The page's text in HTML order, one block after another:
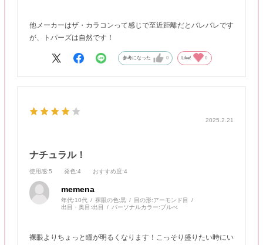
他メーカーはザ・カラコンって感じで至近距離だとバレバレです
が、トパーズは自然です！
参考になった 0 Like! 0
2025.2.21
ナチュラル！
使用感:5 発色:4 おすすめ度:4
memena
年代:10代 裸眼の色:黒 目の形:アーモンド目
出目・奥目:出目 パーソナルカラー:ブルべ
裸眼よりちょっと瞳が明るくなります！こっそり盛りたい時にい